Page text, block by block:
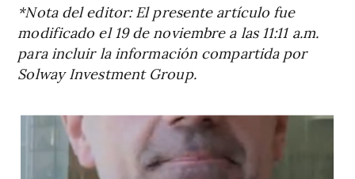
*Nota del editor: El presente artículo fue
modificado el 19 de noviembre a las 11:11 a.m.
para incluir la información compartida por
Solway Investment Group.